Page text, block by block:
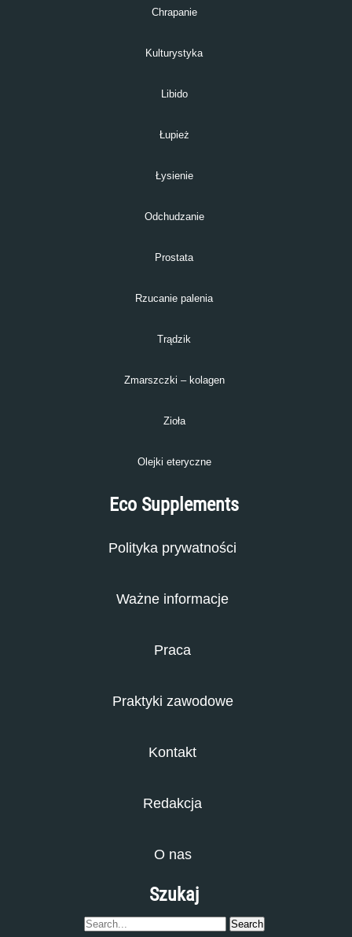
Chrapanie
Kulturystyka
Libido
Łupież
Łysienie
Odchudzanie
Prostata
Rzucanie palenia
Trądzik
Zmarszczki – kolagen
Zioła
Olejki eteryczne
Eco Supplements
Polityka prywatności
Ważne informacje
Praca
Praktyki zawodowe
Kontakt
Redakcja
O nas
Szukaj